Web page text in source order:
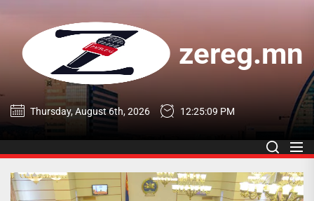
content
zereg.mn
zereg.mn
Thursday, August 6th, 2026 12:25:09 PM